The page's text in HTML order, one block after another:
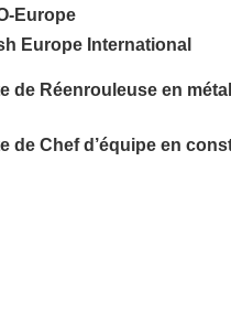
Europe
Europe International
de Réenrouleuse en
de Chef d’équipe en